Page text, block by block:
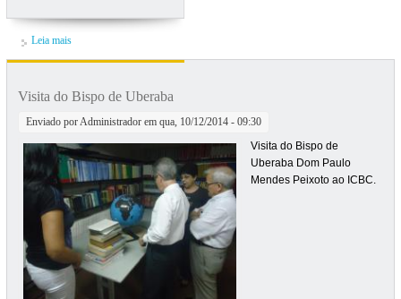
Leia mais
Visita do Bispo de Uberaba
Enviado porAdministrador em qua, 10/12/2014 - 09:30
Visita do Bispo de
Uberaba Dom Paulo
Mendes Peixoto ao ICBC.